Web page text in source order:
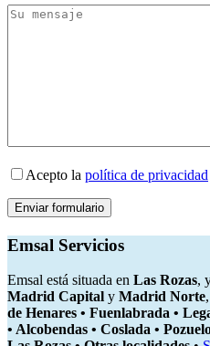
Acepto la política de privacidad
Emsal Servicios
Emsal está situada en Las Rozas,
Madrid Capital y Madrid Norte
de Henares • Fuenlabrada •
• Alcobendas • Coslada •